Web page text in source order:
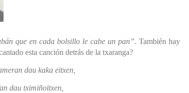
que en cada bolsillo le cabe un pan”. También hay
esta canción detrás de la txaranga?
dau kaka eitxen,
dau tximiñoitxen,